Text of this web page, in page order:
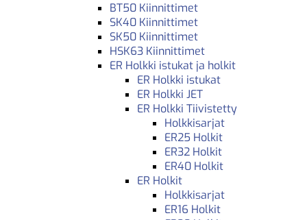
BT50 Kiinnittimet
SK40 Kiinnittimet
SK50 Kiinnittimet
HSK63 Kiinnittimet
ER Holkki istukat ja holkit
ER Holkki istukat
ER Holkki JET
ER Holkki Tiivistetty
Holkkisarjat
ER25 Holkit
ER32 Holkit
ER40 Holkit
ER Holkit
Holkkisarjat
ER16 Holkit